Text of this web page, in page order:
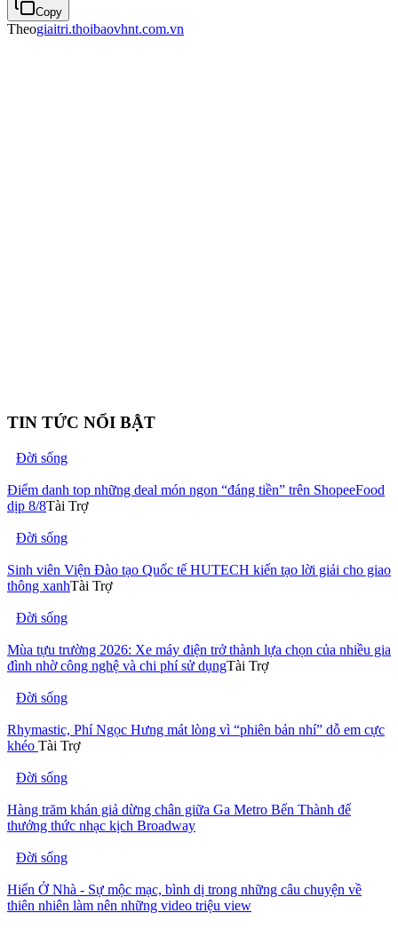
Copy
Theogiaitri.thoibaovhnt.com.vn
TIN TỨC NỔI BẬT
Đời sống
Điểm danh top những deal món ngon “đáng tiền” trên ShopeeFood
dịp 8/8Tài Trợ
Đời sống
Sinh viên Viện Đào tạo Quốc tế HUTECH kiến tạo lời giải cho giao
thông xanhTài Trợ
Đời sống
Mùa tựu trường 2026: Xe máy điện trở thành lựa chọn của nhiều gia
đình nhờ công nghệ và chi phí sử dụngTài Trợ
Đời sống
Rhymastic, Phí Ngọc Hưng mát lòng vì “phiên bản nhí” dỗ em cực
khéo Tài Trợ
Đời sống
Hàng trăm khán giả dừng chân giữa Ga Metro Bến Thành để
thưởng thức nhạc kịch Broadway
Đời sống
Hiển Ở Nhà - Sự mộc mạc, bình dị trong những câu chuyện về
thiên nhiên làm nên những video triệu view